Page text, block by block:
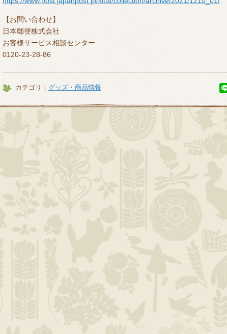
【お問い合わせ】
日本郵便株式会社
お客様サービス相談センター
0120-23-28-86
カテゴリ： グッズ・商品情報